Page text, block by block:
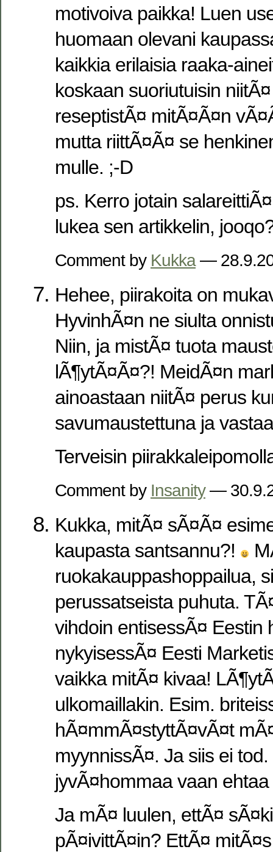
motivoiva paikka! Luen
huomaan olevani
kaikkia erilaisia raaka-
koskaan suoriutuisin
reseptistÃ¤ mitÃ¤Ã¤n
mutta riittÃ¤Ã¤ se
mulle. ;-D
ps. Kerro jotain
lukea sen artikkelin,
Comment by Kukka—
Hehee, piirakoita on
HyvinhÃ¤n ne siulta
Niin, ja mistÃ¤ tuota
lÃ¶ytÃ¤Ã¤?! MeidÃ¤n
ainoastaan niitÃ¤ perus
savumaustettuna ja
Terveisin
Comment by Insanity—
Kukka, mitÃ¤ sÃ¤Ã¤
kaupasta santsannu?!
ruokakauppashoppailua,
perussatseista puhuta.
vihdoin entisessÃ¤ Eestin
nykyisessÃ¤ Eesti
vaikka mitÃ¤ kivaa!
ulkomaillakin. Esim.
hÃ¤mmÃ¤styttÃ¤vÃ¤t
myynnissÃ¤. Ja siis ei
jyvÃ¤hommaa vaan
Ja mÃ¤ luulen, ettÃ¤
pÃ¤ivittÃ¤in? EttÃ¤